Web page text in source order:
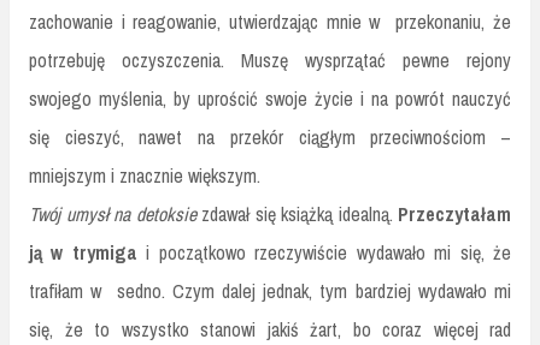
zachowanie i reagowanie, utwierdzając mnie w przekonaniu, że
potrzebuję oczyszczenia. Muszę wysprzątać pewne rejony
swojego myślenia, by uprościć swoje życie i na powrót nauczyć
się cieszyć, nawet na przekór ciągłym przeciwnościom –
mniejszym i znacznie większym.
Twój umysł na detoksiezdawał się książką idealną. Przeczytałam
ją w trymigai początkowo rzeczywiście wydawało mi się, że
trafiłam w sedno. Czym dalej jednak, tym bardziej wydawało mi
się, że to wszystko stanowi jakiś żart, bo coraz więcej rad